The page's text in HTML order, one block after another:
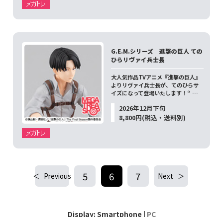
G.E.M.シリーズ 進撃の巨人 ての
ひらリヴァイ兵士長
大人気作品TVアニメ『進撃の巨人』
よりリヴァイ兵士長が、てのひらサ
イズになって登場いたします！“ …
2026年12月下旬
8,800円(税込・送料別)
Previous 5 6 7 Next
Display: Smartphone | PC